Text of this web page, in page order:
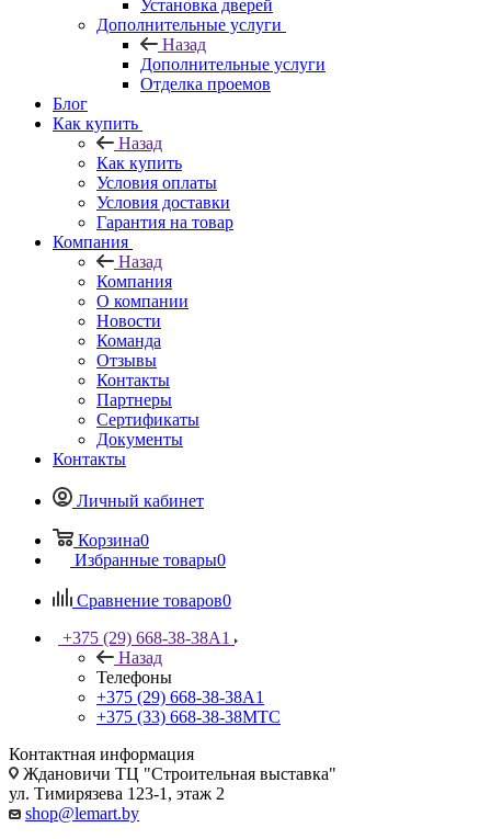
Установка дверей
Дополнительные услуги
Назад
Дополнительные услуги
Отделка проемов
Блог
Как купить
Назад
Как купить
Условия оплаты
Условия доставки
Гарантия на товар
Компания
Назад
Компания
О компании
Новости
Команда
Отзывы
Контакты
Партнеры
Сертификаты
Документы
Контакты
Личный кабинет
Корзина0
Избранные товары0
Сравнение товаров0
+375 (29) 668-38-38A1
Назад
Телефоны
+375 (29) 668-38-38A1
+375 (33) 668-38-38МТС
Контактная информация
Ждановичи ТЦ "Строительная выставка"
ул. Тимирязева 123-1, этаж 2
shop@lemart.by